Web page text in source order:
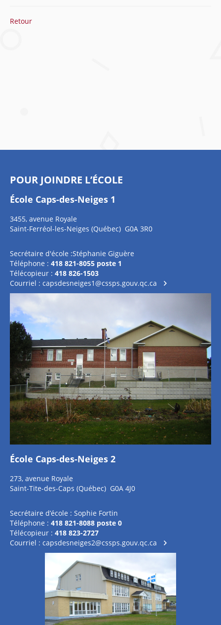
Retour
POUR JOINDRE L’ÉCOLE
École Caps-des-Neiges 1
3455, avenue Royale
Saint-Ferréol-les-Neiges (Québec) G0A 3R0
Secrétaire d'école :Stéphanie Giguère
Téléphone : 418 821-8055 poste 1
Télécopieur : 418 826-1503
Courriel : capsdesneiges1@cssps.gouv.qc.ca
École Caps-des-Neiges 2
273, avenue Royale
Saint-Tite-des-Caps (Québec) G0A 4J0
Secrétaire d’école : Sophie Fortin
Téléphone : 418 821-8088 poste 0
Télécopieur : 418 823-2727
Courriel : capsdesneiges2@cssps.gouv.qc.ca